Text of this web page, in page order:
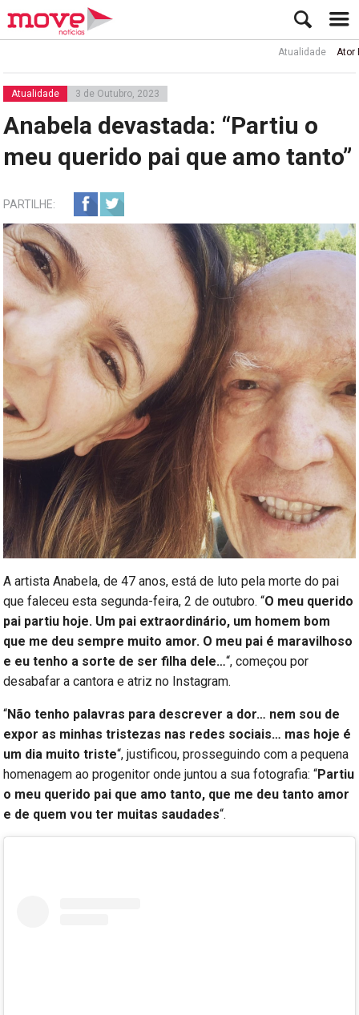
Atualidade Ator Rui
Atualidade 3 de Outubro, 2023
Anabela devastada: “Partiu o
meu querido pai que amo tanto”
PARTILHE:
A artista Anabela, de 47 anos, está de luto pela morte do pai
que faleceu esta segunda-feira, 2 de outubro. “O meu querido
pai partiu hoje. Um pai extraordinário, um homem bom
que me deu sempre muito amor. O meu pai é maravilhoso
e eu tenho a sorte de ser filha dele…“, começou por
desabafar a cantora e atriz no Instagram.
“Não tenho palavras para descrever a dor… nem sou de
expor as minhas tristezas nas redes sociais… mas hoje é
um dia muito triste“, justificou, prosseguindo com a pequena
homenagem ao progenitor onde juntou a sua fotografia: “Partiu
o meu querido pai que amo tanto, que me deu tanto amor
e de quem vou ter muitas saudades“.